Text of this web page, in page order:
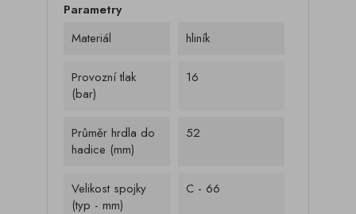
Parametry
Materiál
hliník
Provozní tlak
(bar)
16
Průměr hrdla do
hadice (mm)
52
Velikost spojky
(typ - mm)
C - 66